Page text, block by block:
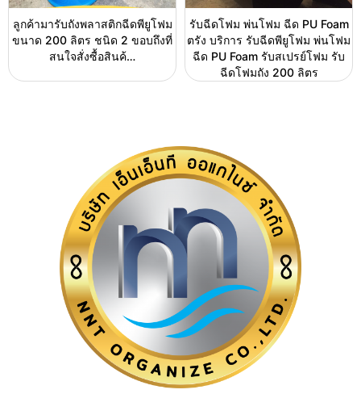
ลูกค้ามารับถังพลาสติกฉีดพียูโฟม
ขนาด 200 ลิตร ชนิด 2 ขอบถึงที่
สนใจสั่งซื้อสินค้…
รับฉีดโฟม พ่นโฟม ฉีด PU Foam
ตรัง บริการ รับฉีดพียูโฟม พ่นโฟม
ฉีด PU Foam รับสเปรย์โฟม รับ
ฉีดโฟมถัง 200 ลิตร